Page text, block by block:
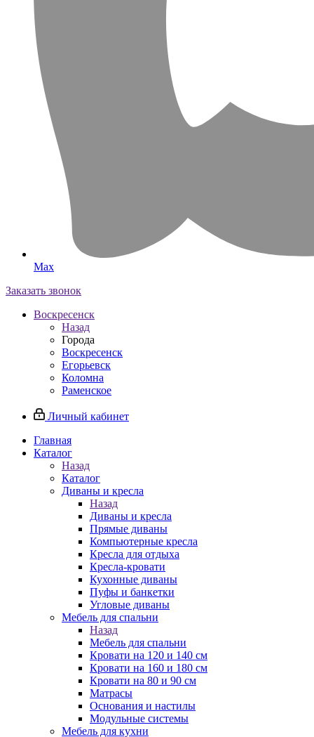
Max
Заказать звонок
Воскресенск
Назад
Города
Воскресенск
Егорьевск
Коломна
Раменское
Личный кабинет
Главная
Каталог
Назад
Каталог
Диваны и кресла
Назад
Диваны и кресла
Прямые диваны
Компьютерные кресла
Кресла для отдыха
Кресла-кровати
Кухонные диваны
Пуфы и банкетки
Угловые диваны
Мебель для спальни
Назад
Мебель для спальни
Кровати на 120 и 140 см
Кровати на 160 и 180 см
Кровати на 80 и 90 см
Матрасы
Основания и настилы
Модульные системы
Мебель для кухни